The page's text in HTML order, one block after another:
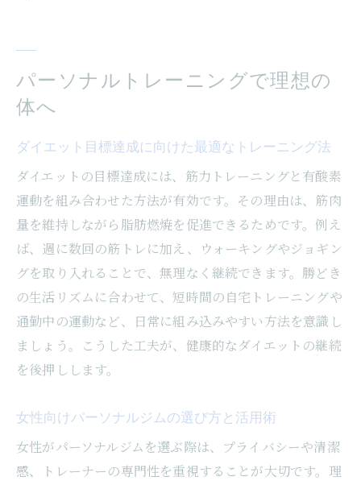
パーソナルトレーニングで理想の
体へ
ダイエット目標達成に向けた最適なトレーニング法
ダイエットの目標達成には、筋力トレーニングと有酸素
運動を組み合わせた方法が有効です。その理由は、筋肉
量を維持しながら脂肪燃焼を促進できるためです。例え
ば、週に数回の筋トレに加え、ウォーキングやジョギン
グを取り入れることで、無理なく継続できます。勝どき
の生活リズムに合わせて、短時間の自宅トレーニングや
通勤中の運動など、日常に組み込みやすい方法を意識し
ましょう。こうした工夫が、健康的なダイエットの継続
を後押しします。
女性向けパーソナルジムの選び方と活用術
女性がパーソナルジムを選ぶ際は、プライバシーや清潔
感、トレーナーの専門性を重視することが大切です。理